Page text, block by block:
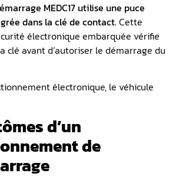
MEDC17 utilise une puce
dans la clé de contact.Cette
électronique embarquée vérifie
clé avant d’autoriser le démarrage du
électronique, le véhicule
d’un
de